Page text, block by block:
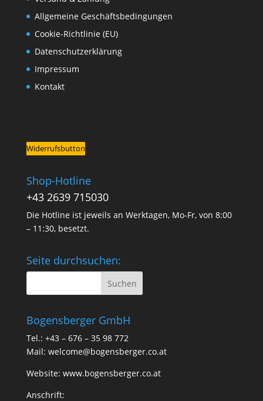
Allgemeine Geschäftsbedingungen
Cookie-Richtlinie (EU)
Datenschutzerklärung
Impressum
Kontakt
Widerrufsbutton
Shop-Hotline
+43 2639 715030
Die Hotline ist jeweils an Werktagen, Mo-Fr, von 8:00
– 11:30, besetzt.
Seite durchsuchen:
Bogensberger GmbH
Tel.: +43 – 676 – 35 98 772
Mail: welcome@bogensberger.co.at
Website: www.bogensberger.co.at
Anschrift: